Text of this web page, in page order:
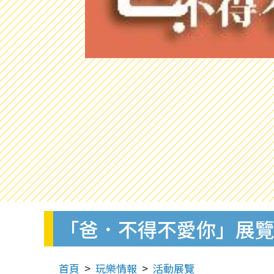
「爸．不得不愛你」展覽
首頁 玩樂情報 活動展覽